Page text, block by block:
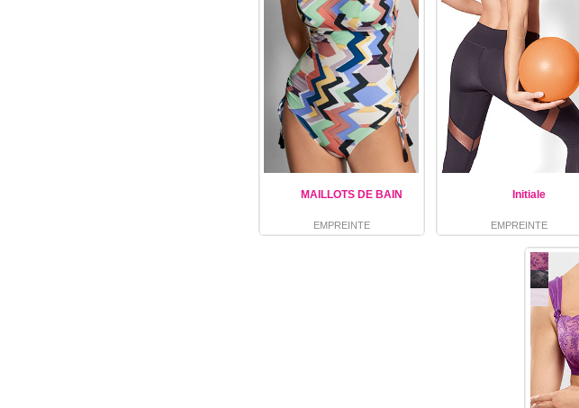
MAILLOTS DE BAIN
EMPREINTE
Initiale
EMPREINTE